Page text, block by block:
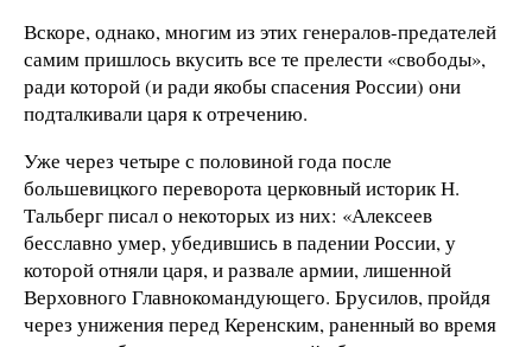
Вскоре, однако, многим из этих генералов-предателей
самим пришлось вкусить все те прелести «свободы»,
ради которой (и ради якобы спасения России) они
подталкивали царя к отречению.
Уже через четыре с половиной года после
большевицкого переворота церковный историк Н.
Тальберг писал о некоторых из них: «Алексеев
бесславно умер, убедившись в падении России, у
которой отняли царя, и развале армии, лишенной
Верховного Главнокомандующего. Брусилов, пройдя
через унижения перед Керенским, раненный во время